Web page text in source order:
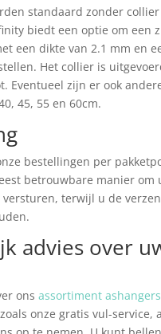
standaard zonder
biedt een optie om een
een dikte van 2.1 mm en
Het collier is
Eventueel zijn er ook
45, 55 en 60cm.
bestellingen per
betrouwbare manier om
terwijl u de
advies over
ons assortiment ashangers
onze gratis vul-service,